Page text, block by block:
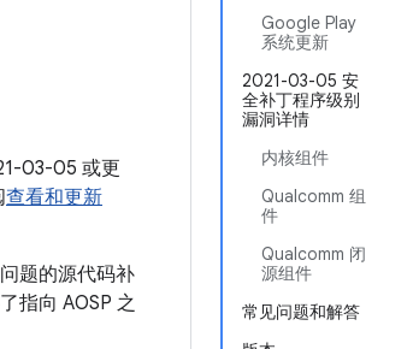
Google Play
系统更新
2021-03-05 安
全补丁程序级别
漏洞详情
内核组件
Qualcomm 组
件
Qualcomm 闭
源组件
常见问题和解答
03-05 或更
查看和更新
题的源代码补
指向 AOSP 之